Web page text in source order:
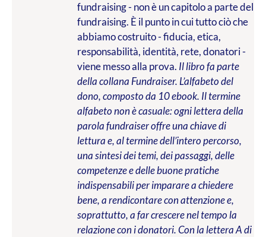
fundraising - non è un capitolo a parte del
fundraising. È il punto in cui tutto ciò che
abbiamo costruito - fiducia, etica,
responsabilità, identità, rete, donatori -
viene messo alla prova. Il libro fa parte
della collana Fundraiser. L’alfabeto del
dono, composto da 10 ebook. Il termine
alfabeto non è casuale: ogni lettera della
parola fundraiser offre una chiave di
lettura e, al termine dell’intero percorso,
una sintesi dei temi, dei passaggi, delle
competenze e delle buone pratiche
indispensabili per imparare a chiedere
bene, a rendicontare con attenzione e,
soprattutto, a far crescere nel tempo la
relazione con i donatori. Con la lettera A di